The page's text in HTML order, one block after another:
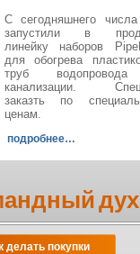
С сегодняшнего
запустили в
линейку наборов
для обогрева
труб
канализации.
заказть по
ценам.
подробнее…
делать покупки